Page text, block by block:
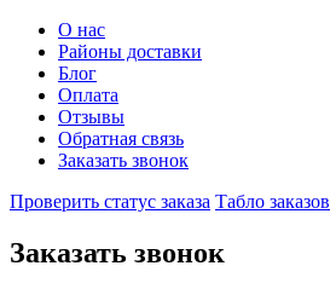
О нас
Районы доставки
Блог
Оплата
Отзывы
Обратная связь
Заказать звонок
Проверить статус заказа Табло заказов
Заказать звонок